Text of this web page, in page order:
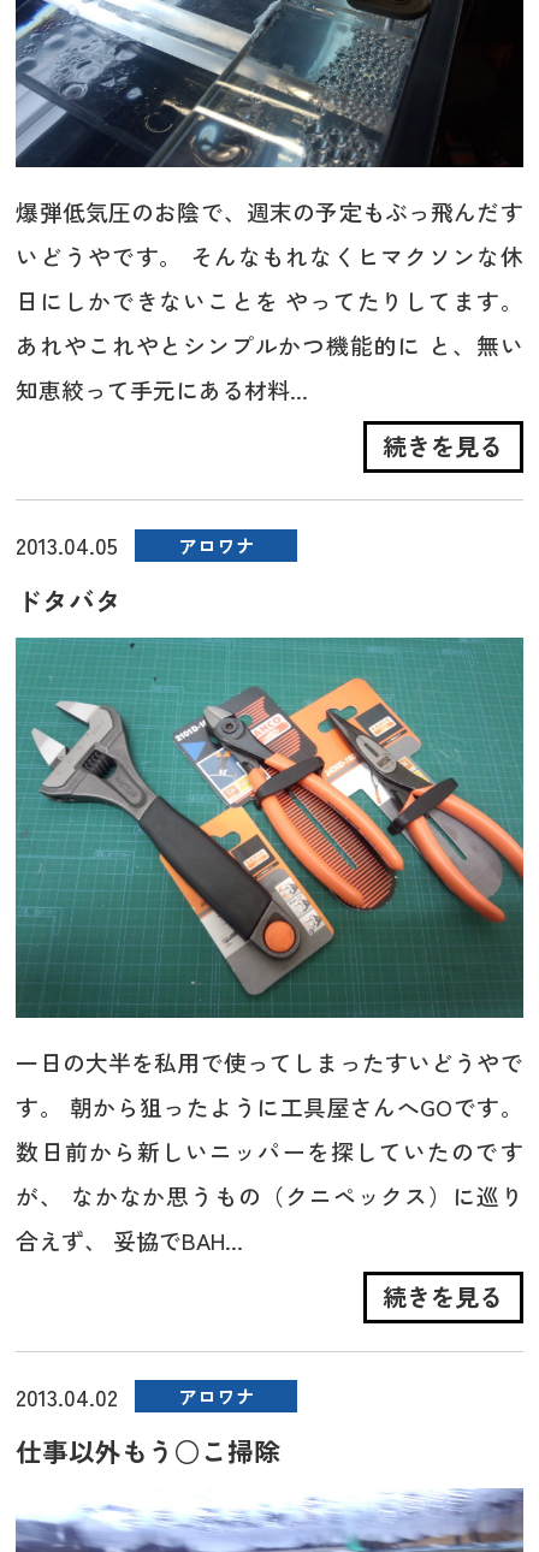
爆弾低気圧のお陰で、週末の予定もぶっ飛んだす
いどうやです。 そんなもれなくヒマクソンな休
日にしかできないことを やってたりしてます。
あれやこれやとシンプルかつ機能的に と、無い
知恵絞って手元にある材料...
続きを見る
2013.04.05 アロワナ
ドタバタ
一日の大半を私用で使ってしまったすいどうやで
す。 朝から狙ったように工具屋さんへGOです。
数日前から新しいニッパーを探していたのです
が、 なかなか思うもの（クニペックス）に巡り
合えず、 妥協でBAH...
続きを見る
2013.04.02 アロワナ
仕事以外もう○こ掃除